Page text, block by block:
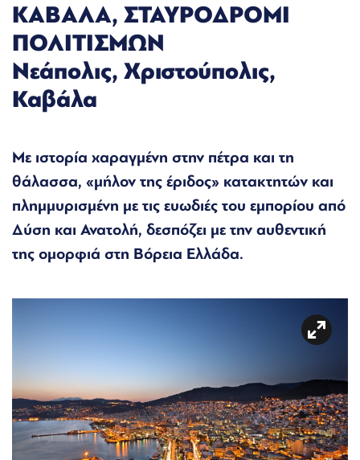
ΚΑΒΑΛΑ, ΣΤΑΥΡΟΔΡΟΜΙ
ΠΟΛΙΤΙΣΜΩΝ
Νεάπολις, Χριστούπολις,
Καβάλα
Με ιστορία χαραγμένη στην πέτρα και τη
θάλασσα, «μήλον της έριδος» κατακτητών και
πλημμυρισμένη με τις ευωδιές του εμπορίου από
Δύση και Ανατολή, δεσπόζει με την αυθεντική
της ομορφιά στη Βόρεια Ελλάδα.